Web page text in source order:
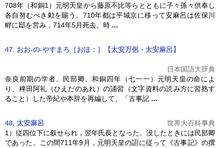
708年（和銅1） 元明天皇から藤原不比等らとともに子々孫々供奉し
各自努むべき勅を賜う。710年都は平城京に移って安麻呂は佐保川
畔に邸を営み，714年5月死去。時 ...
47. おお‐の‐やすまろ［おほ：］【太安万侶・太安麻呂】
日本国語大辞典
奈良前期の学者。民部卿。和銅四年（七一一） 元明天皇の命によ
り、稗田阿礼（ひえだのあれ）の誦習（文字資料の読み方に習熟す
ること）した帝紀や本辞を再編して、「古事記 ...
48. 太安麻呂
世界大百科事典
1）従四位下に叙せられ，翌年氏長となった。没したときには民部卿
であった。この間711年9月， 元明天皇の詔に従って《古事記》の撰